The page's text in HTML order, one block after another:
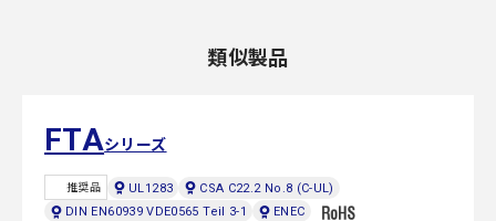
類似製品
FTAシリーズ
推奨品 UL1283
CSA C22.2 No.8 (C-UL)
DIN EN60939 VDE0565 Teil 3-1
ENEC